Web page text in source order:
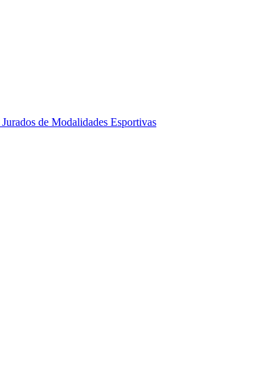
Jurados de Modalidades Esportivas